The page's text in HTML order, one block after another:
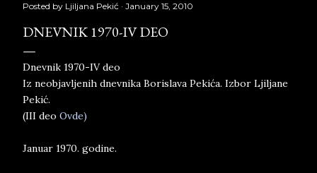
Posted by Ljiljana Pekić January 15, 2010
DNEVNIK 1970-IV DEO
Dnevnik 1970-IV deo
Iz neobjavljenih dnevnika Borislava Pekića. Izbor Ljiljane
Pekić.
(III deo Ovde)
Januar 1970. godine.